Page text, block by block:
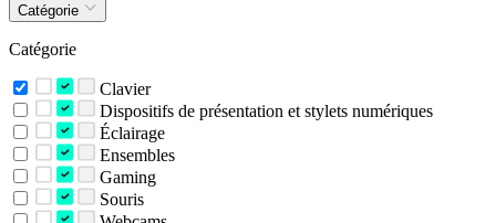
Catégorie
Catégorie
Clavier
Dispositifs de présentation et stylets numériques
Éclairage
Ensembles
Gaming
Souris